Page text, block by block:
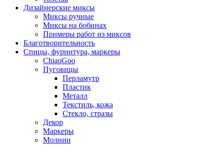
Дизайнерские миксы
Миксы ручные
Миксы на бобинах
Примеры работ из миксов
Благотворительность
Спицы, фурнитура, маркеры
ChiaoGoo
Пуговицы
Перламутр
Пластик
Металл
Текстиль, кожа
Стекло, стразы
Декор
Маркеры
Молнии